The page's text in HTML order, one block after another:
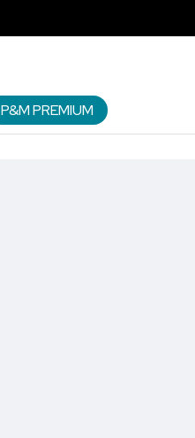
P&M PREMIUM